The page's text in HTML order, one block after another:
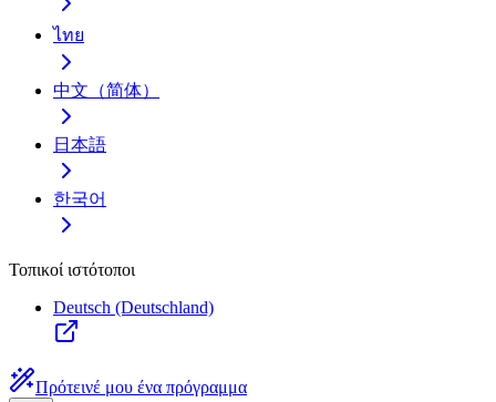
ไทย
中文（简体）
日本語
한국어
Τοπικοί ιστότοποι
Deutsch (Deutschland)
Πρότεινέ μου ένα πρόγραμμα